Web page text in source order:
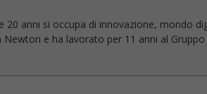
anni si occupa di innovazione, mondo
e ha lavorato per 11 anni al